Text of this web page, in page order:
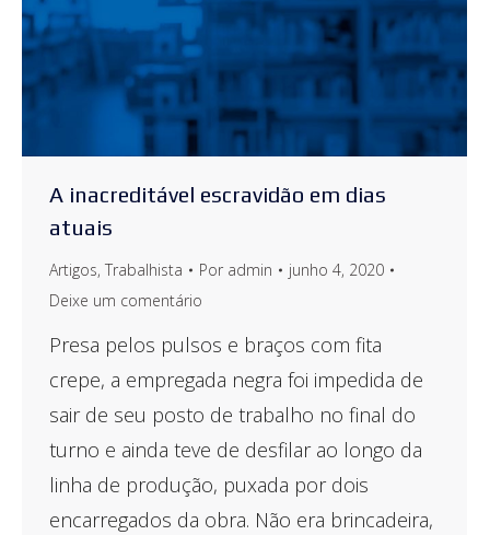
A inacreditável escravidão em dias
atuais
Artigos, Trabalhista Por admin
junho 4, 2020
Deixe um comentário
Presa pelos pulsos e braços com fita
crepe, a empregada negra foi impedida de
sair de seu posto de trabalho no final do
turno e ainda teve de desfilar ao longo da
linha de produção, puxada por dois
encarregados da obra. Não era brincadeira,